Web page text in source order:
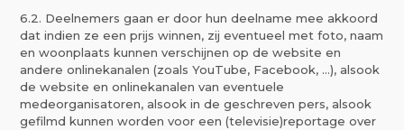
6.2. Deelnemers gaan er door hun deelname mee akkoord
dat indien ze een prijs winnen, zij eventueel met foto, naam
en woonplaats kunnen verschijnen op de website en
andere onlinekanalen (zoals YouTube, Facebook, …), alsook
de website en onlinekanalen van eventuele
medeorganisatoren, alsook in de geschreven pers, alsook
gefilmd kunnen worden voor een (televisie)reportage over